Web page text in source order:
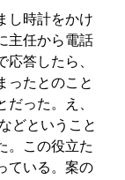
し時計をかけ
主任から電話
答したら、
ったとのこと
った。え、
どということ
。この役立た
ている。案の